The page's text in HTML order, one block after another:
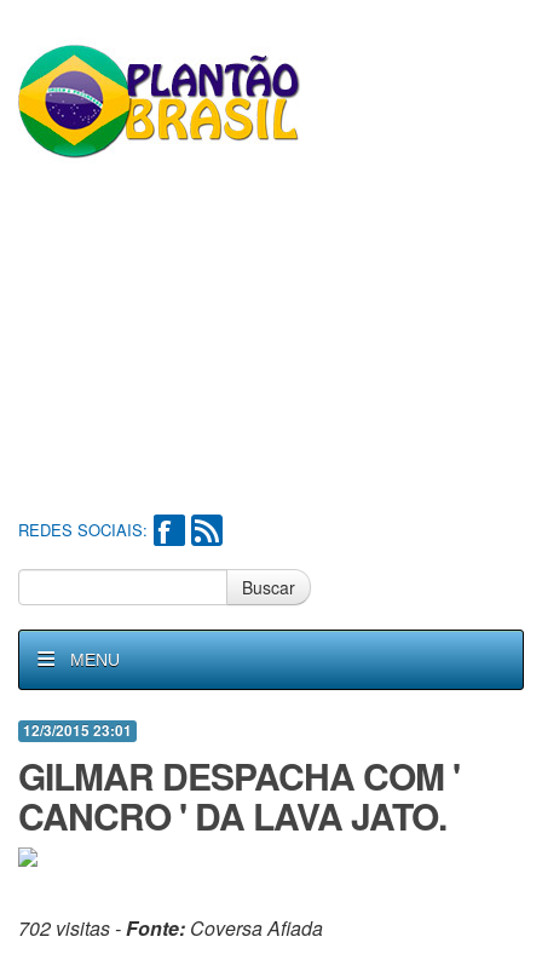
REDES SOCIAIS:
Buscar
MENU
12/3/2015 23:01
GILMAR DESPACHA COM '
CANCRO ' DA LAVA JATO.
702 visitas -Fonte: Coversa Afiada